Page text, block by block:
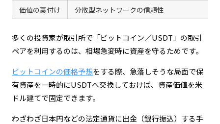
価値の裏付け
分散型ネットワークの信頼性
多くの投資家が取引所で「ビットコイン／USDT」の取引
ペアを利用するのは、相場急変時に資産を守るためです。
ビットコインの価格予想をする際、急落しそうな局面で保
有資産を一時的にUSDTへ交換しておけば、資産価値を米
ドル建てで固定できます。
わざわざ日本円などの法定通貨に出金（銀行振込）する手